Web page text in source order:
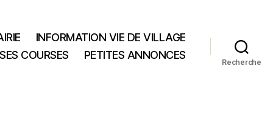
INFORMATION VIE DE VILLAGE
COURSES
PETITES ANNONCES
Recherche